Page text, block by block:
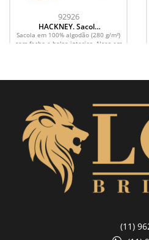
92926
HACKNEY. Sacola
100% algodão (280
g/m²) com fecho e
Sacola em 100% algodão (280 g/m²)
com fecho e bolso interior. Alças em
(11)